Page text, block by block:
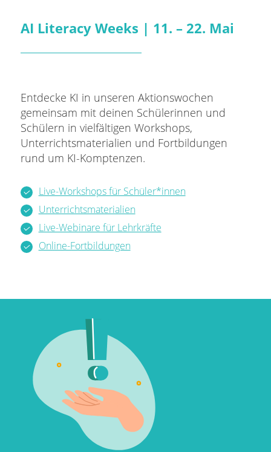
AI Literacy Weeks | 11. – 22. Mai
Entdecke KI in unseren Aktionswochen
gemeinsam mit deinen Schülerinnen und
Schülern in vielfältigen Workshops,
Unterrichtsmaterialien und Fortbildungen
rund um KI-Komptenzen.
Live-Workshops für Schüler*innen
Unterrichtsmaterialien
Live-Webinare für Lehrkräfte
Online-Fortbildungen